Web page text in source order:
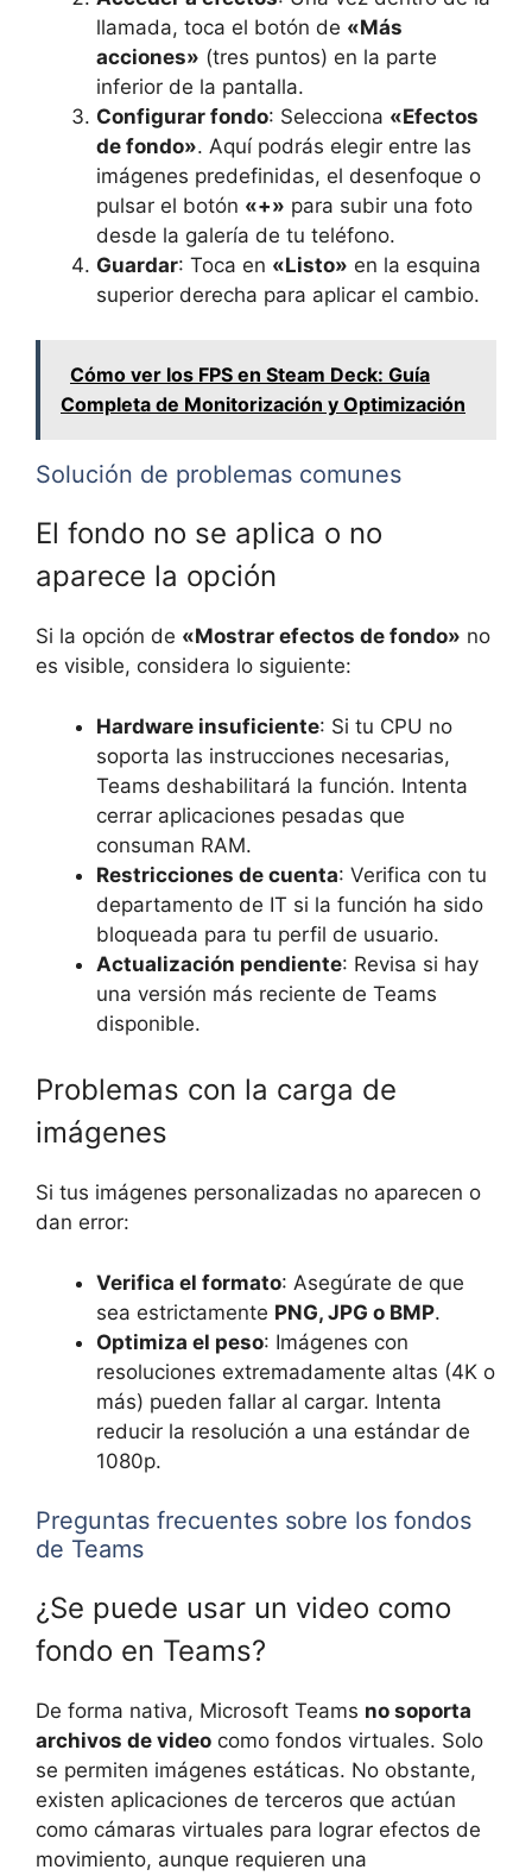
llamada, toca el botón de «Más
acciones» (tres puntos) en la parte
inferior de la pantalla.
Configurar fondo: Selecciona «Efectos
de fondo». Aquí podrás elegir entre las
imágenes predefinidas, el desenfoque o
pulsar el botón «+» para subir una foto
desde la galería de tu teléfono.
Guardar: Toca en «Listo» en la esquina
superior derecha para aplicar el cambio.
Cómo ver los FPS en Steam Deck: Guía
Completa de Monitorización y Optimización
Solución de problemas comunes
El fondo no se aplica o no
aparece la opción
Si la opción de «Mostrar efectos de fondo» no
es visible, considera lo siguiente:
Hardware insuficiente: Si tu CPU no
soporta las instrucciones necesarias,
Teams deshabilitará la función. Intenta
cerrar aplicaciones pesadas que
consuman RAM.
Restricciones de cuenta: Verifica con tu
departamento de IT si la función ha sido
bloqueada para tu perfil de usuario.
Actualización pendiente: Revisa si hay
una versión más reciente de Teams
disponible.
Problemas con la carga de
imágenes
Si tus imágenes personalizadas no aparecen o
dan error:
Verifica el formato: Asegúrate de que
sea estrictamente PNG, JPG o BMP.
Optimiza el peso: Imágenes con
resoluciones extremadamente altas (4K o
más) pueden fallar al cargar. Intenta
reducir la resolución a una estándar de
1080p.
Preguntas frecuentes sobre los fondos
de Teams
¿Se puede usar un video como
fondo en Teams?
De forma nativa, Microsoft Teams no soporta
archivos de video como fondos virtuales. Solo
se permiten imágenes estáticas. No obstante,
existen aplicaciones de terceros que actúan
como cámaras virtuales para lograr efectos de
movimiento, aunque requieren una